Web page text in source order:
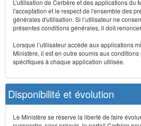
L’utilisation de Cerbère et des applications du
l'acceptation et le respect de l'ensemble des
générales d'utilisation. Si l’utilisateur ne
présentes conditions générales, il doit
Lorsque l’utilisateur accède aux applications
Ministère, il est en outre soumis aux
spécifiques à chaque application utilisée.
Disponibilité et évolution
Le Ministère se réserve la liberté de faire